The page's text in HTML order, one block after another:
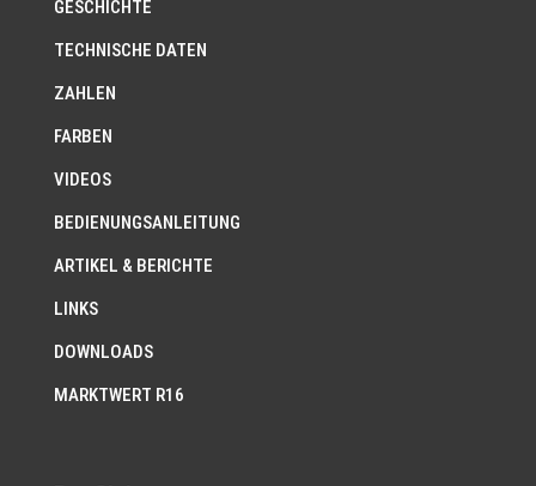
GESCHICHTE
TECHNISCHE DATEN
ZAHLEN
FARBEN
VIDEOS
BEDIENUNGSANLEITUNG
ARTIKEL & BERICHTE
LINKS
DOWNLOADS
MARKTWERT R16